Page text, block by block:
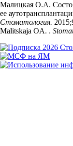
Малицкая О.А.
ее
Стоматология.
Malitskaja OA. .